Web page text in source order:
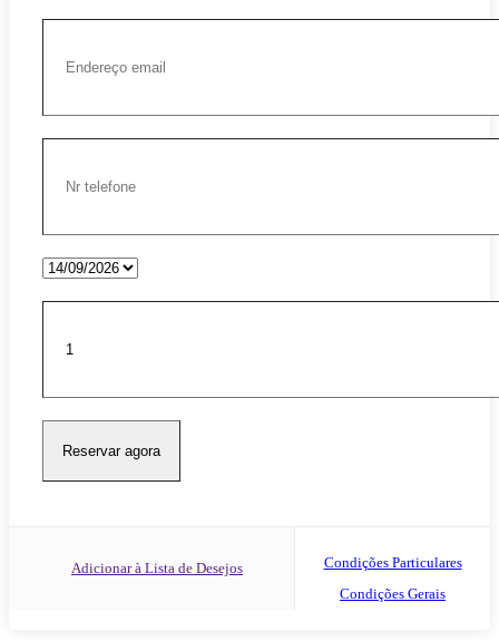
Adicionar à Lista de Desejos
Condições Particulares
Condições Gerais